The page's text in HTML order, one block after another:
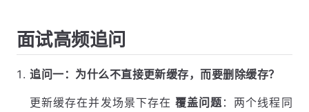
面试高频追问
追问一：为什么不直接更新缓存，而要删除缓存？
更新缓存在并发场景下存在 覆盖问题：两个线程同